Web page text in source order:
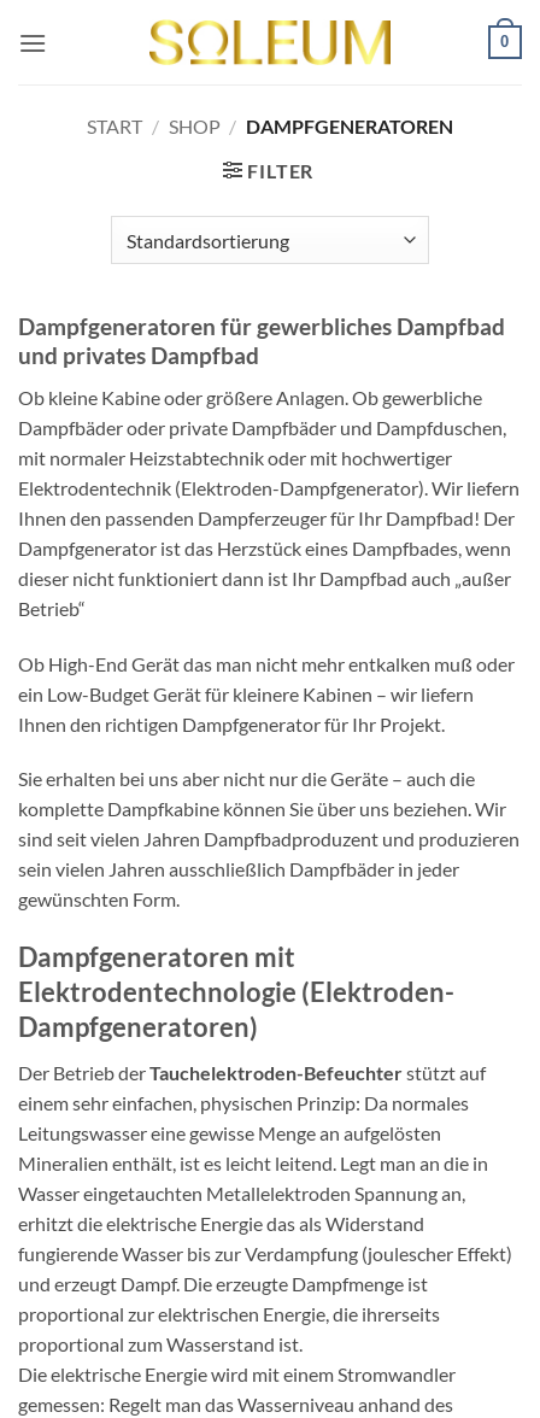
Inhalt
0
START / SHOP / DAMPFGENERATOREN
FILTER
Dampfgeneratoren für gewerbliches Dampfbad
und privates Dampfbad
Ob kleine Kabine oder größere Anlagen. Ob gewerbliche
Dampfbäder oder private Dampfbäder und Dampfduschen,
mit normaler Heizstabtechnik oder mit hochwertiger
Elektrodentechnik (Elektroden-Dampfgenerator). Wir liefern
Ihnen den passenden Dampferzeuger für Ihr Dampfbad! Der
Dampfgenerator ist das Herzstück eines Dampfbades, wenn
dieser nicht funktioniert dann ist Ihr Dampfbad auch „außer
Betrieb“
Ob High-End Gerät das man nicht mehr entkalken muß oder
ein Low-Budget Gerät für kleinere Kabinen – wir liefern
Ihnen den richtigen Dampfgenerator für Ihr Projekt.
Sie erhalten bei uns aber nicht nur die Geräte – auch die
komplette Dampfkabine können Sie über uns beziehen. Wir
sind seit vielen Jahren Dampfbadproduzent und produzieren
sein vielen Jahren ausschließlich Dampfbäder in jeder
gewünschten Form.
Dampfgeneratoren mit
Elektrodentechnologie (Elektroden-
Dampfgeneratoren)
Der Betrieb derTauchelektroden-Befeuchterstützt auf
einem sehr einfachen, physischen Prinzip: Da normales
Leitungswasser eine gewisse Menge an aufgelösten
Mineralien enthält, ist es leicht leitend. Legt man an die in
Wasser eingetauchten Metallelektroden Spannung an,
erhitzt die elektrische Energie das als Widerstand
fungierende Wasser bis zur Verdampfung (joulescher Effekt)
und erzeugt Dampf. Die erzeugte Dampfmenge ist
proportional zur elektrischen Energie, die ihrerseits
proportional zum Wasserstand ist.
Die elektrische Energie wird mit einem Stromwandler
gemessen: Regelt man das Wasserniveau anhand des